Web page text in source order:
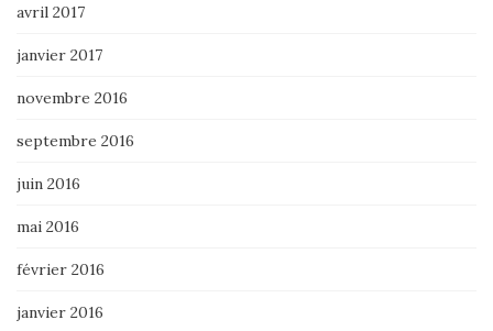
avril 2017
janvier 2017
novembre 2016
septembre 2016
juin 2016
mai 2016
février 2016
janvier 2016